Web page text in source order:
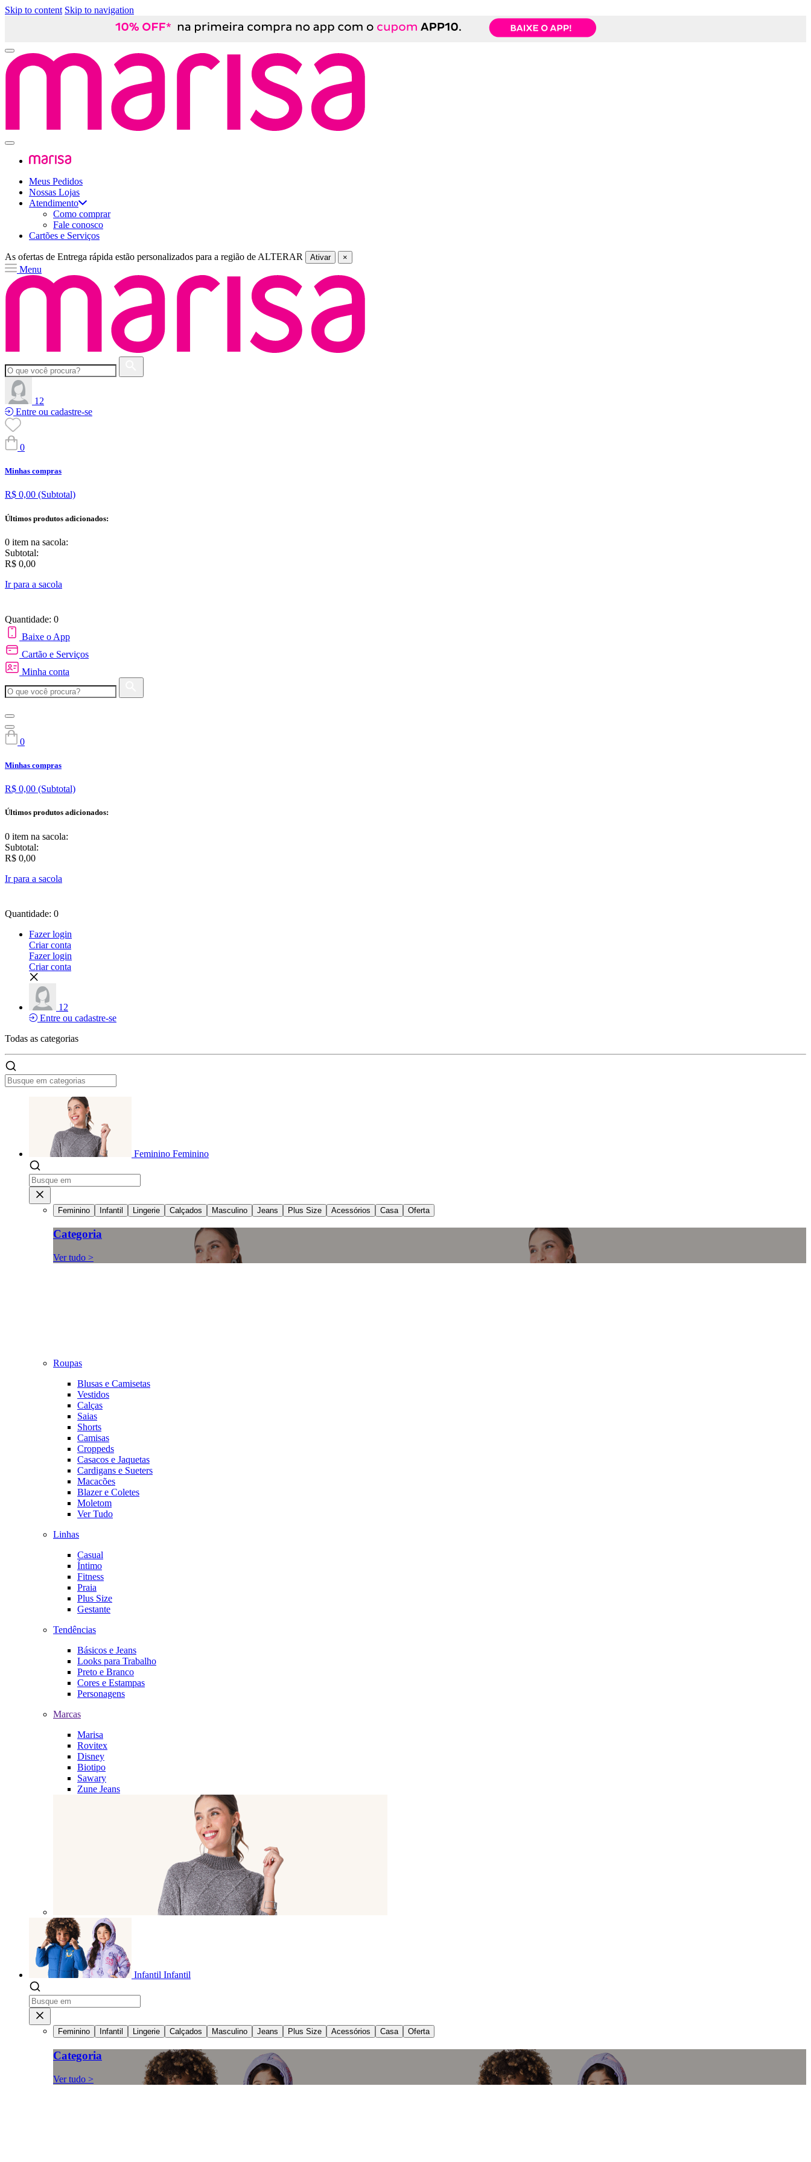
Skip to content Skip to navigation
Meus Pedidos
Nossas Lojas
Atendimento
Como comprar
Fale conosco
Cartões e Serviços
As ofertas de Entrega rápida estão personalizados para a região de ALTERAR Ativar ×
Menu
12
Entre ou cadastre-se
0
Minhas compras
R$ 0,00 (Subtotal)
Últimos produtos adicionados:
0 item na sacola:
Subtotal:
R$ 0,00
Ir para a sacola
Quantidade: 0
Baixe o App
Cartão e Serviços
Minha conta
0
Minhas compras
R$ 0,00 (Subtotal)
Últimos produtos adicionados:
0 item na sacola:
Subtotal:
R$ 0,00
Ir para a sacola
Quantidade: 0
Fazer login
Criar conta
Fazer login
Criar conta
12
Entre ou cadastre-se
Todas as categorias
Feminino Feminino
Feminino Infantil Lingerie Calçados Masculino Jeans Plus Size Acessórios Casa Oferta
Categoria
Ver tudo >
Roupas
Blusas e Camisetas
Vestidos
Calças
Saias
Shorts
Camisas
Croppeds
Casacos e Jaquetas
Cardigans e Sueters
Macacões
Blazer e Coletes
Moletom
Ver Tudo
Linhas
Casual
Íntimo
Fitness
Praia
Plus Size
Gestante
Tendências
Básicos e Jeans
Looks para Trabalho
Preto e Branco
Cores e Estampas
Personagens
Marcas
Marisa
Rovitex
Disney
Biotipo
Sawary
Zune Jeans
Infantil Infantil
Feminino Infantil Lingerie Calçados Masculino Jeans Plus Size Acessórios Casa Oferta
Categoria
Ver tudo >